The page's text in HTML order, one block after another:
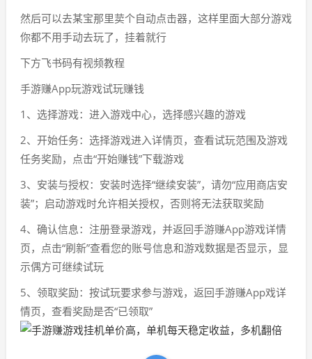
然后可以去某宝那里荬个自动点击器，这样里面大部分游戏
你都不用手动去玩了，挂着就行
下方飞书码有视频教程
手游赚App玩游戏试玩赚钱
1、选择游戏：进入游戏中心，选择感兴趣的游戏
2、开始任务：选择游戏进入详情页，查看试玩范围及游戏
任务奖励，点击“开始赚钱”下载游戏
3、安装与授权：安装时选择“继续安装”，请勿“应用商店安
装”；启动游戏时允许相关授权，否则将无法获取奖励
4、确认信息：注册登录游戏，并返回手游赚App游戏详情
页，点击“刷新”查看您的账号信息和游戏数据是否显示，显
示偶方可继续试玩
5、领取奖励：按试玩要求参与游戏，返回手游赚App戏详
情页，查看奖励是否“已领取”